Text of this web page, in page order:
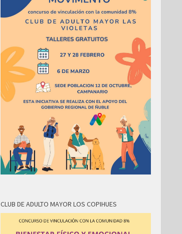
CLUB DE ADULTO MAYOR LOS COPIHUES